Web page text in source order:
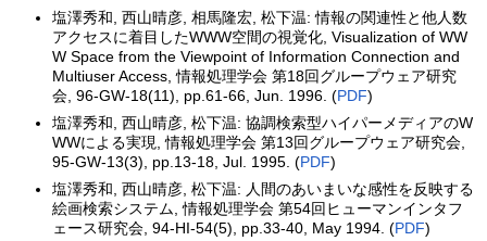
塩澤秀和, 西山晴彦, 相馬隆宏, 松下温: 情報の関連性と他人数
アクセスに着目したWWW空間の視覚化, Visualization of WW
W Space from the Viewpoint of Information Connection and
Multiuser Access, 情報処理学会 第18回グループウェア研究
会, 96-GW-18(11), pp.61-66, Jun. 1996. (PDF)
塩澤秀和, 西山晴彦, 松下温: 協調検索型ハイパーメディアのW
WWによる実現, 情報処理学会 第13回グループウェア研究会,
95-GW-13(3), pp.13-18, Jul. 1995. (PDF)
塩澤秀和, 西山晴彦, 松下温: 人間のあいまいな感性を反映する
絵画検索システム, 情報処理学会 第54回ヒューマンインタフ
ェース研究会, 94-HI-54(5), pp.33-40, May 1994. (PDF)